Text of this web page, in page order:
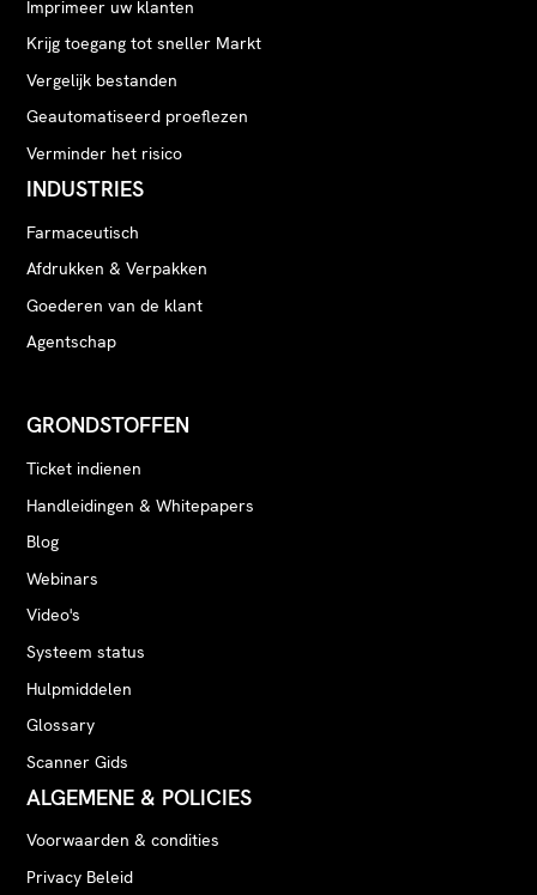
Imprimeer uw klanten
Krijg toegang tot sneller Markt
Vergelijk bestanden
Geautomatiseerd proeflezen
Verminder het risico
INDUSTRIES
Farmaceutisch
Afdrukken & Verpakken
Goederen van de klant
Agentschap
GRONDSTOFFEN
Ticket indienen
Handleidingen & Whitepapers
Blog
Webinars
Video's
Systeem status
Hulpmiddelen
Glossary
Scanner Gids
ALGEMENE & POLICIES
Voorwaarden & condities
Privacy Beleid